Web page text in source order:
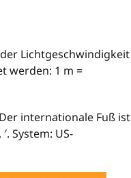
Lichtgeschwindigkeit
werden: 1 m =
internationale Fuß ist
System: US-